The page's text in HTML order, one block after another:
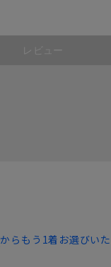
レビュー
からもう1着お選びいた